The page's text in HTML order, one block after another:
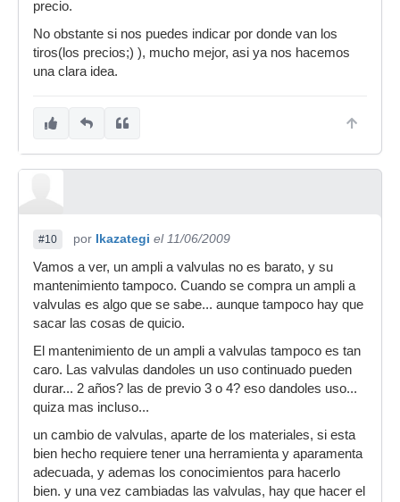
precio.
No obstante si nos puedes indicar por donde van los
tiros(los precios;) ), mucho mejor, asi ya nos hacemos
una clara idea.
#10 por Ikazategi el 11/06/2009
Vamos a ver, un ampli a valvulas no es barato, y su
mantenimiento tampoco. Cuando se compra un ampli a
valvulas es algo que se sabe... aunque tampoco hay que
sacar las cosas de quicio.
El mantenimiento de un ampli a valvulas tampoco es tan
caro. Las valvulas dandoles un uso continuado pueden
durar... 2 años? las de previo 3 o 4? eso dandoles uso...
quiza mas incluso...
un cambio de valvulas, aparte de los materiales, si esta
bien hecho requiere tener una herramienta y aparamenta
adecuada, y ademas los conocimientos para hacerlo
bien. y una vez cambiadas las valvulas, hay que hacer el